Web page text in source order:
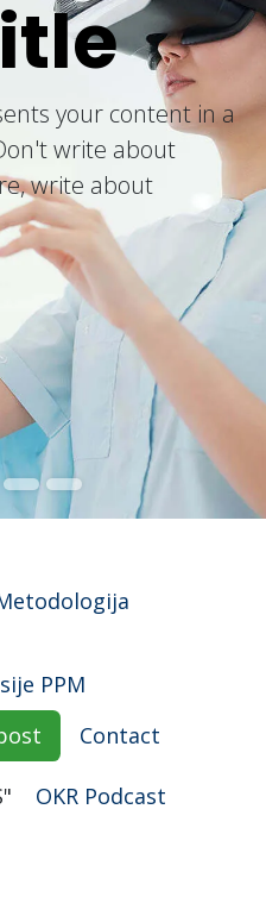
your content in a
write about
write about
PPM
Contact
OKR Podcast